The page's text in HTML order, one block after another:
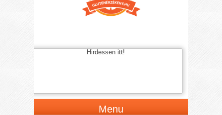
Hirdessen itt!
Menu